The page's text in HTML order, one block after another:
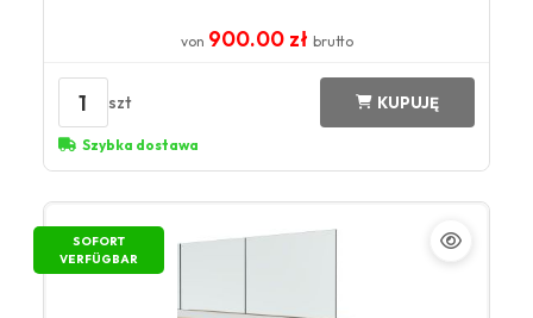
von 900.00 zł brutto
1 szt KUPUJĘ
Szybka dostawa
SOFORT
VERFÜGBAR